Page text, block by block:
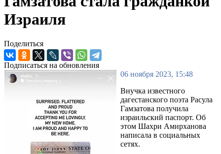
Израиля
Поделиться
Подписаться на обновления
06 ноября 2023, 15:48
Внучка известного
дагестанского поэта Расула
Гамзатова получила
израильский паспорт. Об
этом Шахри Амирханова
написала в социальных
сетях.